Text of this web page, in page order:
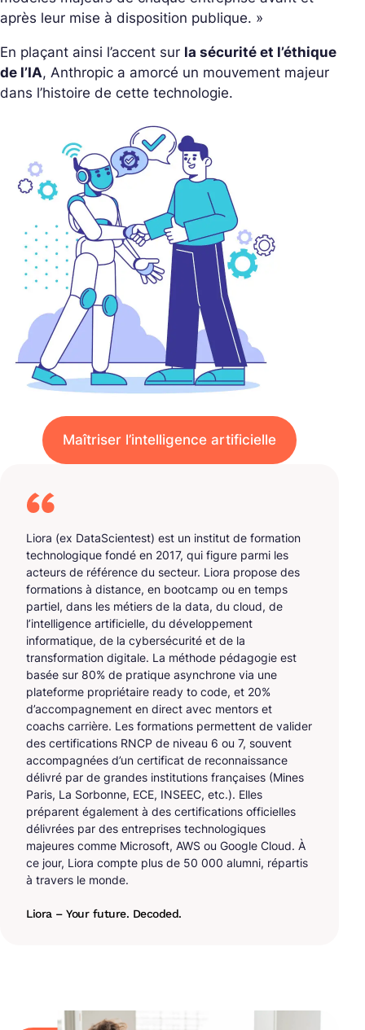
après leur mise à disposition publique. »
En plaçant ainsi l’accent sur la sécurité et l’éthique
de l’IA, Anthropic a amorcé un mouvement majeur
dans l’histoire de cette technologie.
Maîtriser l’intelligence artificielle
Liora (ex DataScientest) est un institut de formation
technologique fondé en 2017, qui figure parmi les
acteurs de référence du secteur. Liora propose des
formations à distance, en bootcamp ou en temps
partiel, dans les métiers de la data, du cloud, de
l’intelligence artificielle, du développement
informatique, de la cybersécurité et de la
transformation digitale. La méthode pédagogie est
basée sur 80% de pratique asynchrone via une
plateforme propriétaire ready to code, et 20%
d’accompagnement en direct avec mentors et
coachs carrière. Les formations permettent de valider
des certifications RNCP de niveau 6 ou 7, souvent
accompagnées d’un certificat de reconnaissance
délivré par de grandes institutions françaises (Mines
Paris, La Sorbonne, ECE, INSEEC, etc.). Elles
préparent également à des certifications officielles
délivrées par des entreprises technologiques
majeures comme Microsoft, AWS ou Google Cloud. À
ce jour, Liora compte plus de 50 000 alumni, répartis
à travers le monde.
Liora – Your future. Decoded.